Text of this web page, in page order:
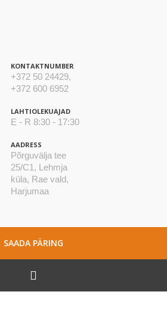
KONTAKTNUMBER
+372 50 24429,
+372 600 6952
LAHTIOLEKUAJAD
E - R 8:30 - 17:30
AADRESS
Põrguvälja tee
25/C1, Lehmja
küla, Rae vald,
Harjumaa
SAADA PÄRING